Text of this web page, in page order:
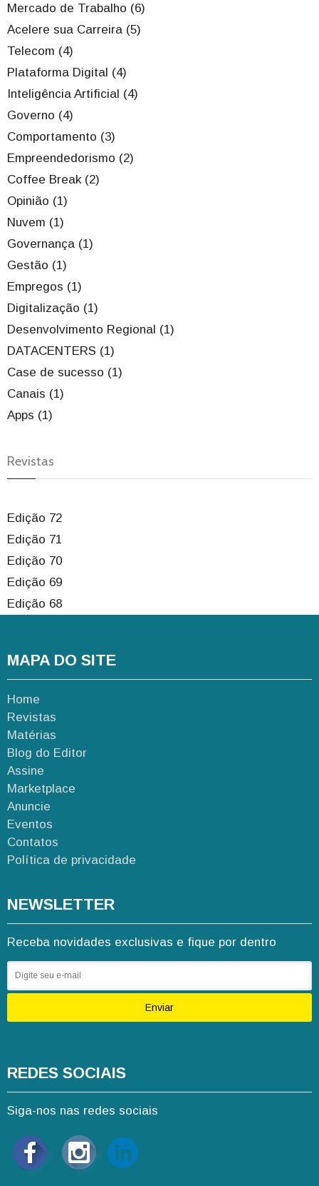
Mercado de Trabalho (6)
Acelere sua Carreira (5)
Telecom (4)
Plataforma Digital (4)
Inteligência Artificial (4)
Governo (4)
Comportamento (3)
Empreendedorismo (2)
Coffee Break (2)
Opinião (1)
Nuvem (1)
Governança (1)
Gestão (1)
Empregos (1)
Digitalização (1)
Desenvolvimento Regional (1)
DATACENTERS (1)
Case de sucesso (1)
Canais (1)
Apps (1)
Revistas
Edição 72
Edição 71
Edição 70
Edição 69
Edição 68
MAPA DO SITE
Home
Revistas
Matérias
Blog do Editor
Assine
Marketplace
Anuncie
Eventos
Contatos
Política de privacidade
NEWSLETTER
Receba novidades exclusivas e fique por dentro
Enviar
REDES SOCIAIS
Siga-nos nas redes sociais